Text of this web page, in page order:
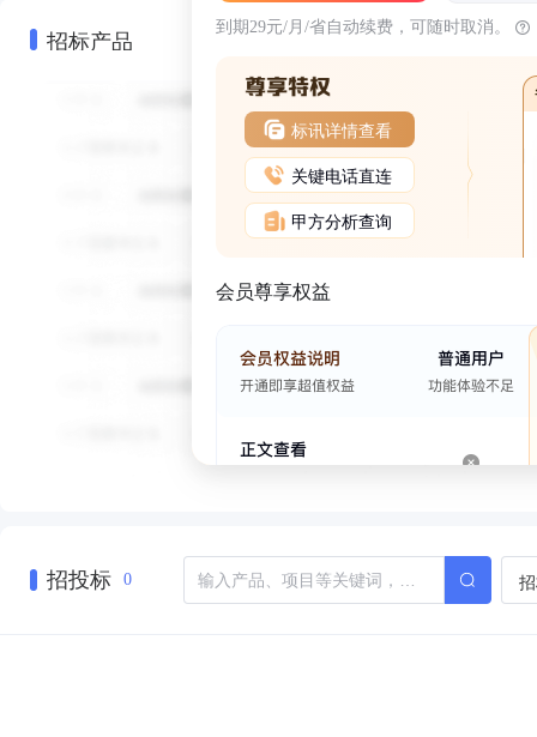
招标产品 到期29元/月/省自动续费，可随时取消。
标讯详情查看
关键电话直连
甲方分析查询
会员尊享权益
招投标 0